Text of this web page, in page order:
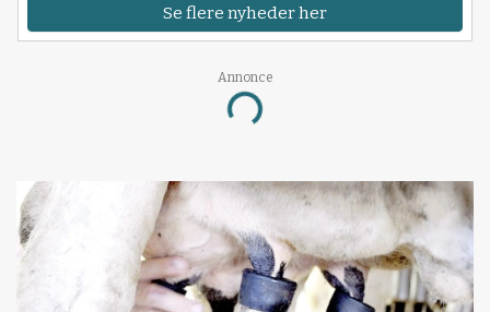
Se flere nyheder her
Annonce
Loading...